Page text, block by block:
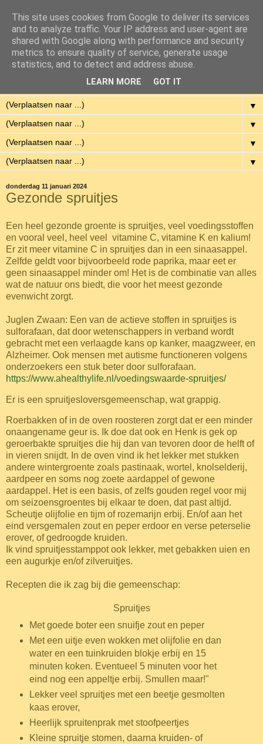
Eenvoudig Gelukkig
Met weinig middelen een hoge kwaliteit van leven hebben.
▼
▼
▼
▼
donderdag 11 januari 2024
Gezonde spruitjes
Een heel gezonde groente is spruitjes, veel voedingsstoffen
en vooral veel, heel veel vitamine C, vitamine K en kalium!
Er zit meer vitamine C in spruitjes dan in een sinaasappel.
Zelfde geldt voor bijvoorbeeld rode paprika, maar eet er
geen sinaasappel minder om! Het is de combinatie van alles
wat de natuur ons biedt, die voor het meest gezonde
evenwicht zorgt.
Juglen Zwaan: Een van de actieve stoffen in spruitjes is
sulforafaan, dat door wetenschappers in verband wordt
gebracht met een verlaagde kans op kanker, maagzweer, en
Alzheimer. Ook mensen met autisme functioneren volgens
onderzoekers een stuk beter door sulforafaan.
https://www.ahealthylife.nl/voedingswaarde-spruitjes/
Er is een spruitjesloversgemeenschap, wat grappig.
Roerbakken of in de oven roosteren zorgt dat er een minder
onaangename geur is. Ik doe dat ook en Henk is gek op
geroerbakte spruitjes die hij dan van tevoren door de helft of
in vieren snijdt. In de oven vind ik het lekker met stukken
andere wintergroente zoals pastinaak, wortel, knolselderij,
aardpeer en soms nog zoete aardappel of gewone
aardappel. Het is een basis, of zelfs gouden regel voor mij
om seizoensgroentes bij elkaar te doen, dat past altijd.
Scheutje olijfolie en tijm of rozemarijn erbij. En/of aan het
eind versgemalen zout en peper erdoor en verse peterselie
erover, of gedroogde kruiden.
Ik vind spruitjesstamppot ook lekker, met gebakken uien en
een augurkje en/of zilveruitjes.
Recepten die ik zag bij die gemeenschap:
Spruitjes
Met goede boter een snuifje zout en peper
Met een uitje even wokken met olijfolie en dan
water en een tuinkruiden blokje erbij en 15
minuten koken. Eventueel 5 minuten voor het
eind nog een appeltje erbij. Smullen maar!"
Lekker veel spruitjes met een beetje gesmolten
kaas erover,
Heerlijk spruitenprak met stoofpeertjes
Kleine spruitje stomen, daarna kruiden- of
This site uses cookies from Google to deliver its services
and to analyze traffic. Your IP address and user-agent are
shared with Google along with performance and security
metrics to ensure quality of service, generate usage
statistics, and to detect and address abuse.
LEARN MORE GOT IT